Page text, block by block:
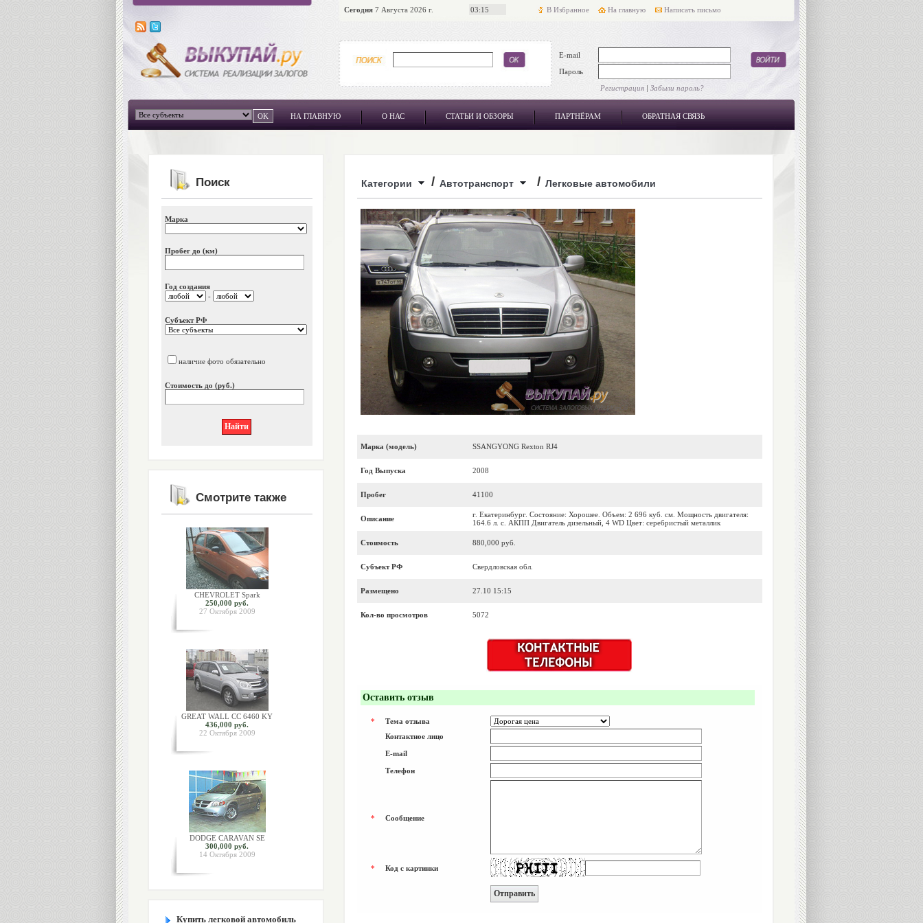
Сегодня7 Августа 2026 г. 03:15 В Избранное На главную Написать письмо
E-mail
Пароль
Регистрация| Забыли пароль?
НА ГЛАВНУЮ О НАС СТАТЬИ И ОБЗОРЫ ПАРТНЁРАМ ОБРАТНАЯ СВЯЗЬ
Поиск
Марка
Пробег до (км)
Год создания
-
Субъект РФ
наличие фото обязательно
Стоимость до (руб.)
Смотрите также
CHEVROLET Spark
250,000 руб.
27 Октября 2009
GREAT WALL CC 6460 KY
436,000 руб.
22 Октября 2009
DODGE CARAVAN SE
300,000 руб.
14 Октября 2009
Купить легковой автомобиль
Категории / Автотранспорт / Легковые автомобили
Марка (модель) SSANGYONG Rexton RJ4
Год Выпуска 2008
Пробег 41100
Описание
г. Екатеринбург. Состояние: Хорошее. Объем: 2 696 куб. см. Мощность двигателя:
164.6 л. с. АКПП Двигатель дизельный, 4 WD Цвет: серебристый металлик
Стоимость 880,000 руб.
Субъект РФ Свердловская обл.
Размещено 27.10 15:15
Кол-во просмотров 5072
Оставить отзыв
*
Тема отзыва
Контактное лицо
E-mail
Телефон
* Сообщение
* Код с картинки